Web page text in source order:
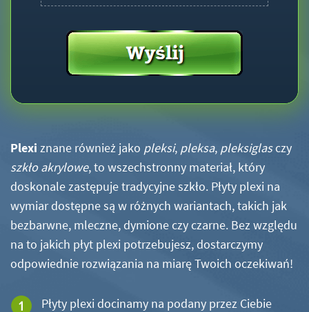
Plexi znane również jako pleksi, pleksa, pleksiglasczy
szkło akrylowe, to wszechstronny materiał, który
doskonale zastępuje tradycyjne szkło. Płyty plexi na
wymiar dostępne są w różnych wariantach, takich jak
bezbarwne, mleczne, dymione czy czarne. Bez względu
na to jakich płyt plexi potrzebujesz, dostarczymy
odpowiednie rozwiązania na miarę Twoich oczekiwań!
Płyty plexi docinamy na podany przez Ciebie